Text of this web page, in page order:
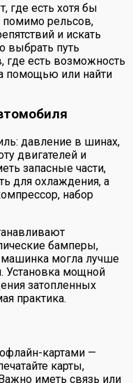
где есть хотя бы
рельсов,
и искать
выбрать путь
где есть возможность
помощью или найти
давление в шинах,
двигателей и
запасные части,
для охлаждения, а
набор
бамперы,
машинка могла лучше
Установка мощной
затопленных
практика.
картами —
карты,
иметь связь или